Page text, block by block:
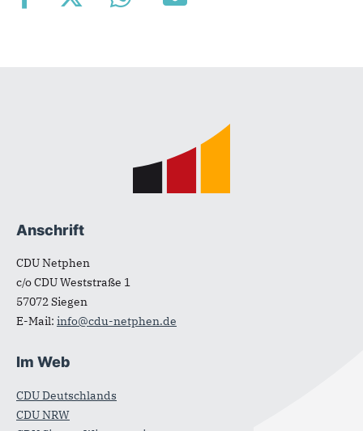
Anschrift
CDU Netphen
c/o CDU Weststraße 1
57072Siegen
E-Mail: info@cdu-netphen.de
Im Web
CDU Deutschlands
CDU NRW